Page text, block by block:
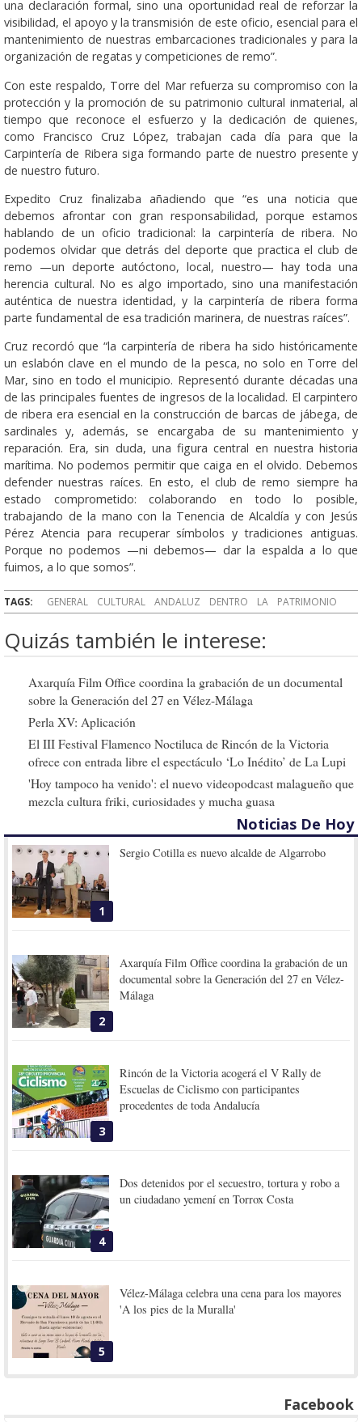
una declaración formal, sino una oportunidad real de reforzar la
visibilidad, el apoyo y la transmisión de este oficio, esencial para el
mantenimiento de nuestras embarcaciones tradicionales y para la
organización de regatas y competiciones de remo”.
Con este respaldo, Torre del Mar refuerza su compromiso con la
protección y la promoción de su patrimonio cultural inmaterial, al
tiempo que reconoce el esfuerzo y la dedicación de quienes,
como Francisco Cruz López, trabajan cada día para que la
Carpintería de Ribera siga formando parte de nuestro presente y
de nuestro futuro.
Expedito Cruz finalizaba añadiendo que “es una noticia que
debemos afrontar con gran responsabilidad, porque estamos
hablando de un oficio tradicional: la carpintería de ribera. No
podemos olvidar que detrás del deporte que practica el club de
remo —un deporte autóctono, local, nuestro— hay toda una
herencia cultural. No es algo importado, sino una manifestación
auténtica de nuestra identidad, y la carpintería de ribera forma
parte fundamental de esa tradición marinera, de nuestras raíces”.
Cruz recordó que “la carpintería de ribera ha sido históricamente
un eslabón clave en el mundo de la pesca, no solo en Torre del
Mar, sino en todo el municipio. Representó durante décadas una
de las principales fuentes de ingresos de la localidad. El carpintero
de ribera era esencial en la construcción de barcas de jábega, de
sardinales y, además, se encargaba de su mantenimiento y
reparación. Era, sin duda, una figura central en nuestra historia
marítima. No podemos permitir que caiga en el olvido. Debemos
defender nuestras raíces. En esto, el club de remo siempre ha
estado comprometido: colaborando en todo lo posible,
trabajando de la mano con la Tenencia de Alcaldía y con Jesús
Pérez Atencia para recuperar símbolos y tradiciones antiguas.
Porque no podemos —ni debemos— dar la espalda a lo que
fuimos, a lo que somos”.
TAGS: GENERAL CULTURAL ANDALUZ DENTRO LA PATRIMONIO
Quizás también le interese:
Axarquía Film Office coordina la grabación de un documental
sobre la Generación del 27 en Vélez-Málaga
Perla XV: Aplicación
El III Festival Flamenco Noctiluca de Rincón de la Victoria
ofrece con entrada libre el espectáculo ‘Lo Inédito’ de La Lupi
'Hoy tampoco ha venido': el nuevo videopodcast malagueño que
mezcla cultura friki, curiosidades y mucha guasa
Noticias De Hoy
1
Sergio Cotilla es nuevo alcalde de Algarrobo
2
Axarquía Film Office coordina la grabación de un
documental sobre la Generación del 27 en Vélez-
Málaga
3
Rincón de la Victoria acogerá el V Rally de
Escuelas de Ciclismo con participantes
procedentes de toda Andalucía
4
Dos detenidos por el secuestro, tortura y robo a
un ciudadano yemení en Torrox Costa
5
Vélez-Málaga celebra una cena para los mayores
'A los pies de la Muralla'
Facebook